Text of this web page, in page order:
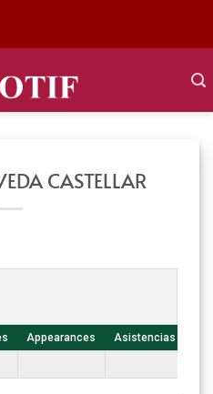
CASTELLAR
Appearances Asistencias